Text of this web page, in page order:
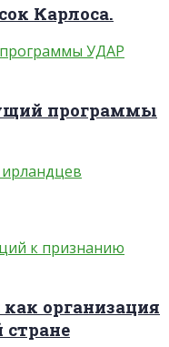
Карлоса.
программы
организация
стране